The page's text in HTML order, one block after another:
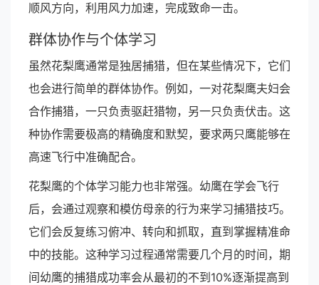
顺风方向，利用风力加速，完成致命一击。
群体协作与个体学习
虽然花梨鹰通常是独居捕猎，但在某些情况下，它们
也会进行简单的群体协作。例如，一对花梨鹰夫妇会
合作捕猎，一只负责驱赶猎物，另一只负责伏击。这
种协作需要极高的精确度和默契，要求两只鹰能够在
高速飞行中准确配合。
花梨鹰的个体学习能力也非常强。幼鹰在学会飞行
后，会通过观察和模仿母亲的行为来学习捕猎技巧。
它们会反复练习俯冲、转向和抓取，直到掌握精准命
中的技能。这种学习过程通常需要几个月的时间，期
间幼鹰的捕猎成功率会从最初的不到10%逐渐提高到